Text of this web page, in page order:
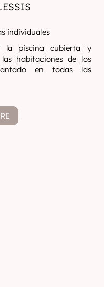
individuales
piscina cubierta y
habitaciones de los
en todas las